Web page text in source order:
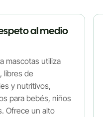
al medio
mascotas utiliza
libres de
y nutritivos,
para bebés, niños
Ofrece un alto